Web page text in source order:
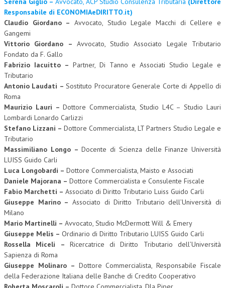
Responsabile di ECONOMIAeDIRITTO.it)
Claudio Giordano – Avvocato, Studio Legale Macchi di Cellere e
Gangemi
Vittorio Giordano – Avvocato, Studio Associato Legale Tributario
Fondato da F. Gallo
Fabrizio Iacuitto – Partner, Di Tanno e Associati Studio Legale e
Tributario
Antonio Laudati –Sostituto Procuratore Generale Corte di Appello di
Roma
Maurizio Lauri –Dottore Commercialista, Studio L4C – Studio Lauri
Lombardi Lonardo Carlizzi
Stefano Lizzani – Dottore Commercialista, LT Partners Studio Legale e
Tributario
Massimiliano Longo –Docente di Scienza delle Finanze Università
LUISS Guido Carli
Luca Longobardi – Dottore Commercialista, Maisto e Associati
Daniele Majorana – Dottore Commercialista e Consulente Fiscale
Fabio Marchetti – Associato di Diritto Tributario Luiss Guido Carli
Giuseppe Marino – Associato di Diritto Tributario dell’Università di
Milano
Mario Martinelli – Avvocato, Studio McDermott Will & Emery
Giuseppe Melis – Ordinario di Diritto Tributario LUISS Guido Carli
Rossella Miceli – Ricercatrice di Diritto Tributario dell’Università
Sapienza di Roma
Giuseppe Molinaro – Dottore Commercialista, Responsabile Fiscale
della Federazione Italiana delle Banche di Credito Cooperativo